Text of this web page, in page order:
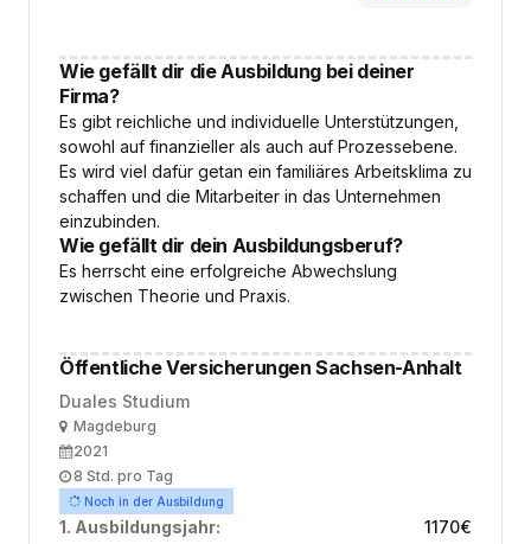
Wie gefällt dir die Ausbildung bei deiner
Firma?
Es gibt reichliche und individuelle Unterstützungen,
sowohl auf finanzieller als auch auf Prozessebene.
Es wird viel dafür getan ein familiäres Arbeitsklima zu
schaffen und die Mitarbeiter in das Unternehmen
einzubinden.
Wie gefällt dir dein Ausbildungsberuf?
Es herrscht eine erfolgreiche Abwechslung
zwischen Theorie und Praxis.
Öffentliche Versicherungen Sachsen-Anhalt
Duales Studium
OrtMagdeburg
Ausbildungsbeginn
2021
Arbeitszeit
8 Std. pro Tag
Noch in der Ausbildung
1. Ausbildungsjahr: 1170€